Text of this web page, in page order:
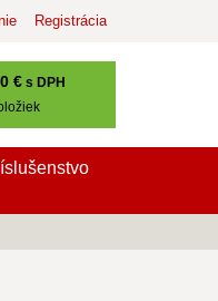
€ s DPH
Registrácia